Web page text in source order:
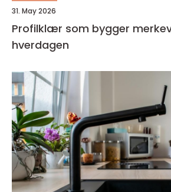
31. May 2026
Profilklær som bygger
hverdagen